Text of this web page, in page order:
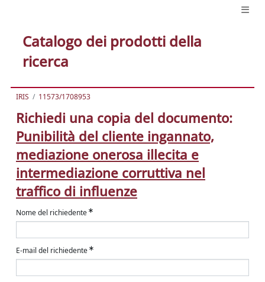
Catalogo dei prodotti della
ricerca
IRIS 11573/1708953
Richiedi una copia del documento:
Punibilità del cliente ingannato,
mediazione onerosa illecita e
intermediazione corruttiva nel
traffico di influenze
Nome del richiedente
E-mail del richiedente